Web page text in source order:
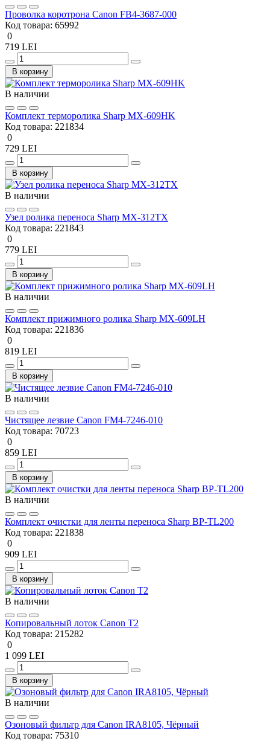
Проволка коротрона Canon FB4-3687-000
Код товара: 65992
0
719 LEI
В корзину
В наличии
Комплект терморолика Sharp MX-609HK
Код товара: 221834
0
729 LEI
В корзину
В наличии
Узел ролика переноса Sharp MX-312TX
Код товара: 221843
0
779 LEI
В корзину
В наличии
Комплект прижимного ролика Sharp MX-609LH
Код товара: 221836
0
819 LEI
В корзину
В наличии
Чистящее лезвие Canon FM4-7246-010
Код товара: 70723
0
859 LEI
В корзину
В наличии
Комплект очистки для ленты переноса Sharp BP-TL200
Код товара: 221838
0
909 LEI
В корзину
В наличии
Копировальный лоток Canon T2
Код товара: 215282
0
1 099 LEI
В корзину
В наличии
Озоновый фильтр для Canon IRA8105, Чёрный
Код товара: 75310